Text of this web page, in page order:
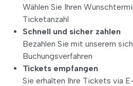
Wählen Sie Ihren
Ticketanzahl
Schnell und sicher zahlen
Bezahlen Sie mit unserem
Buchungsverfahren
Tickets empfangen
Sie erhalten Ihre Tickets via